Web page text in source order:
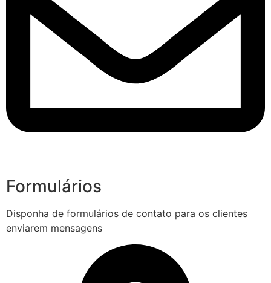
Formulários
Disponha de formulários de contato para os clientes
enviarem mensagens